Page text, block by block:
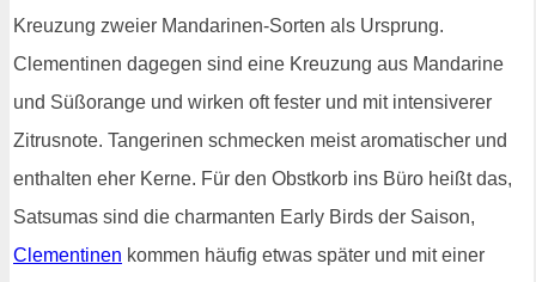
Kreuzung zweier Mandarinen-Sorten als Ursprung.
Clementinen dagegen sind eine Kreuzung aus Mandarine
und Süßorange und wirken oft fester und mit intensiverer
Zitrusnote. Tangerinen schmecken meist aromatischer und
enthalten eher Kerne. Für den Obstkorb ins Büro heißt das,
Satsumas sind die charmanten Early Birds der Saison,
Clementinen kommen häufig etwas später und mit einer